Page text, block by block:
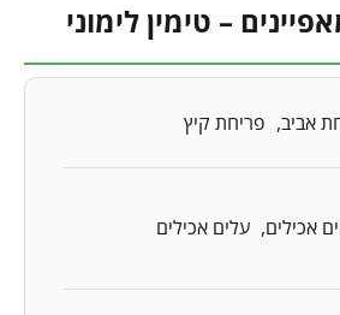
– טימין לימוני
אביב פריחת קיץ
אכילים עלים אכילים